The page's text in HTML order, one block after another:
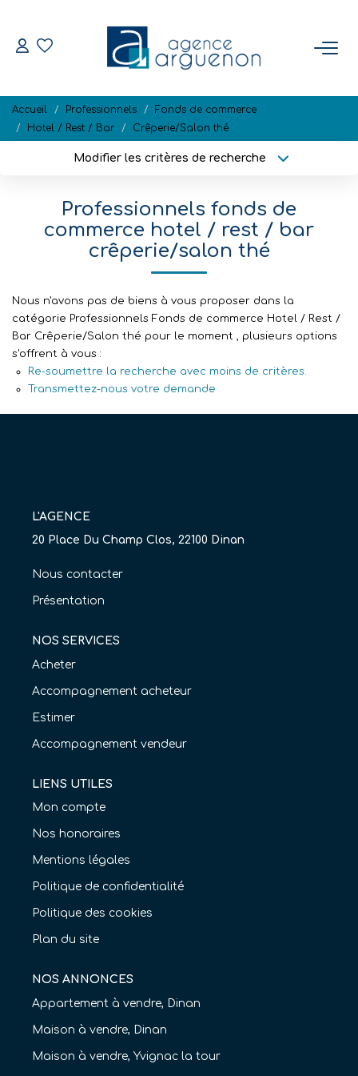
Nos Biens Disponibles
Estimation
Biens Vendus
NOTRE RÉGION
L'AGENCE
Nos Agences
Équipe
Accueil Professionnels
Fonds de commerce
Hotel / Rest / Bar
Crêperie/Salon thé
Modifier les critères de recherche
Surface min Budget max
Plus de critères Créer une alerte
Professionnels fonds de
commerce hotel / rest / bar
crêperie/salon thé
Nous n'avons pas de biens à vous proposer dans la
catégorie Professionnels Fonds de commerce Hotel / Rest /
Bar Crêperie/Salon thé pour le moment , plusieurs options
s'offrent à vous :
Re-soumettre la recherche avec moins de critères.
Transmettez-nous votre demande
L'AGENCE
20 Place Du Champ Clos, 22100 Dinan
Nous contacter
Présentation
NOS SERVICES
Acheter
Accompagnement acheteur
Estimer
Accompagnement vendeur
LIENS UTILES
Mon compte
Nos honoraires
Mentions légales
Politique de confidentialité
Politique des cookies
Plan du site
NOS ANNONCES
Appartement à vendre, Dinan
Maison à vendre, Dinan
Maison à vendre, Yvignac la tour